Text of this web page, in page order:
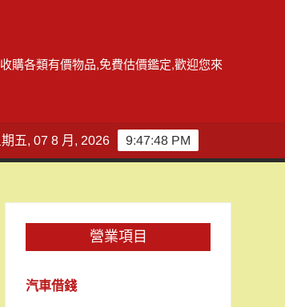
購各類有價物品,免費估價鑑定,歡迎您來
9:47:48 PM
五, 07 8 月, 2026
營業項目
汽車借錢